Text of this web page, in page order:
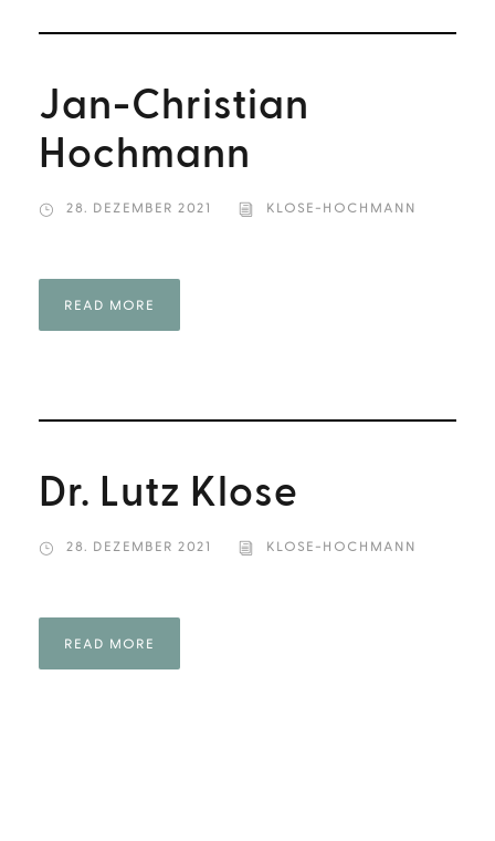
Jan-Christian
Hochmann
28. DEZEMBER 2021 KLOSE-HOCHMANN
READ MORE
Dr. Lutz Klose
28. DEZEMBER 2021 KLOSE-HOCHMANN
READ MORE